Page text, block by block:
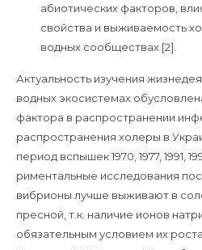
абиотических факторов,
свойства и выживаемость
водных сообществах [2].
Актуальность изучения
водных экосистемах
фактора в распространении
распространения холеры в
период вспышек 1970, 1977, 1991,
риментальные исследования
вибрионы лучше выживают в
пресной, т.к. наличие ионов
обязательным условием их